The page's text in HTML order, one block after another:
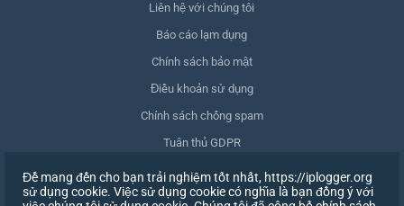
Liên hệ với chúng tôi
Báo cáo lạm dụng
Chính sách bảo mật
Điều khoản sử dụng
Chính sách chống spam
Tuân thủ GDPR
Xóa dữ liệu của tôi
Rút lại sự đồng ý
Để mang đến cho bạn trải nghiệm tốt nhất, https://iplogger.org
sử dụng cookie. Việc sử dụng cookie có nghĩa là bạn đồng ý với